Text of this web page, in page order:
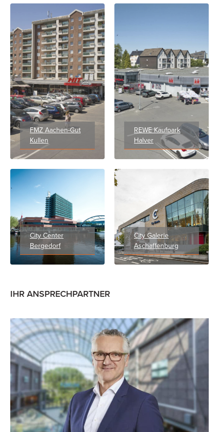
FMZ Aachen-Gut
Kullen
REWE Kaufpark
Halver
City Center
Bergedorf
City Galerie
Aschaffenburg
IHR ANSPRECHPARTNER